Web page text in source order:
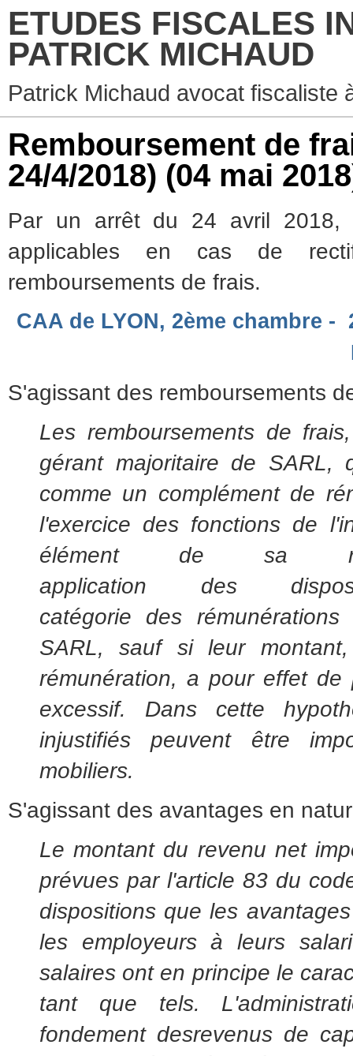
ETUDES FISCALES
PATRICK MICHAUD
Patrick Michaud avocat fiscaliste
Remboursement de
24/4/2018) (04 mai
Par un arrêt du 24 avril 2018,
applicables en cas de
remboursements de frais.
CAA de LYON, 2ème chambre -
S'agissant des remboursements
Les remboursements de
gérant majoritaire de SARL,
comme un complément de
l'exercice des fonctions de
élément de sa
application des
catégorie des
SARL, sauf si leur
rémunération, a pour effet
excessif. Dans cette
injustifiés peuvent être
mobiliers.
S'agissant des avantages en
Le montant du revenu net
prévues par l'article 83 du
dispositions que les
les employeurs à leurs
salaires ont en principe le
tant que tels.
fondement desrevenus de